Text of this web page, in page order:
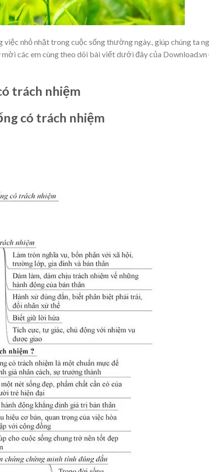
nhỏ nhặt trong cuộc sống thường ngày., giúp chúng ta
các em cùng theo dõi bài viết dưới đây của Download.vn
trách nhiệm
có trách nhiệm